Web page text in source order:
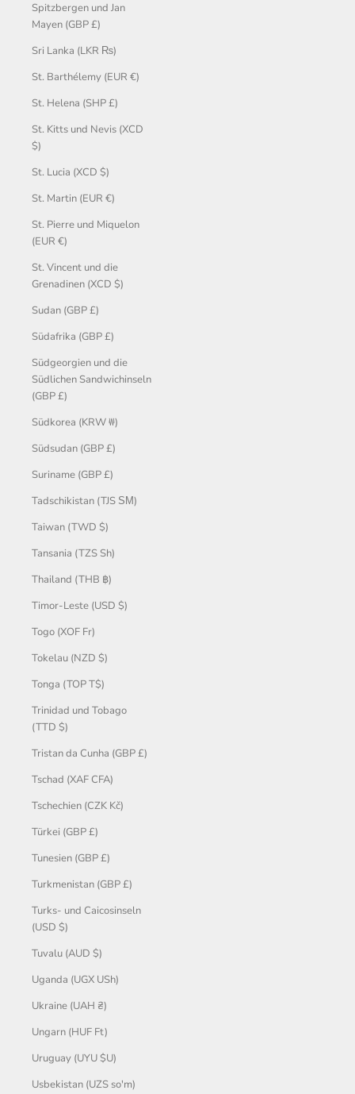
Spitzbergen und Jan
Mayen (GBP £)
Sri Lanka (LKR ₨)
St. Barthélemy (EUR €)
St. Helena (SHP £)
St. Kitts und Nevis (XCD
$)
St. Lucia (XCD $)
St. Martin (EUR €)
St. Pierre und Miquelon
(EUR €)
St. Vincent und die
Grenadinen (XCD $)
Sudan (GBP £)
Südafrika (GBP £)
Südgeorgien und die
Südlichen Sandwichinseln
(GBP £)
Südkorea (KRW ₩)
Südsudan (GBP £)
Suriname (GBP £)
Tadschikistan (TJS ЅМ)
Taiwan (TWD $)
Tansania (TZS Sh)
Thailand (THB ฿)
Timor-Leste (USD $)
Togo (XOF Fr)
Tokelau (NZD $)
Tonga (TOP T$)
Trinidad und Tobago
(TTD $)
Tristan da Cunha (GBP £)
Tschad (XAF CFA)
Tschechien (CZK Kč)
Türkei (GBP £)
Tunesien (GBP £)
Turkmenistan (GBP £)
Turks- und Caicosinseln
(USD $)
Tuvalu (AUD $)
Uganda (UGX USh)
Ukraine (UAH ₴)
Ungarn (HUF Ft)
Uruguay (UYU $U)
Usbekistan (UZS so'm)